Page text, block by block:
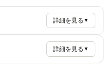
詳細を見る ▼
詳細を見る ▼